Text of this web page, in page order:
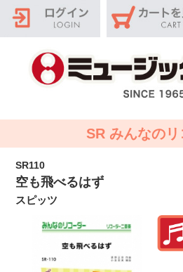
SR みんなのリ
SR110
空も飛べるはず
スピッツ